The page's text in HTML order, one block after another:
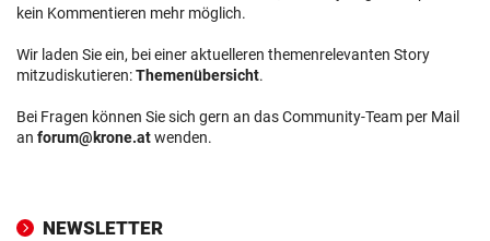
kein Kommentieren mehr möglich.
Wir laden Sie ein, bei einer aktuelleren themenrelevanten Story
mitzudiskutieren:Themenübersicht.
Bei Fragen können Sie sich gern an das Community-Team per Mail
an forum@krone.atwenden.
NEWSLETTER